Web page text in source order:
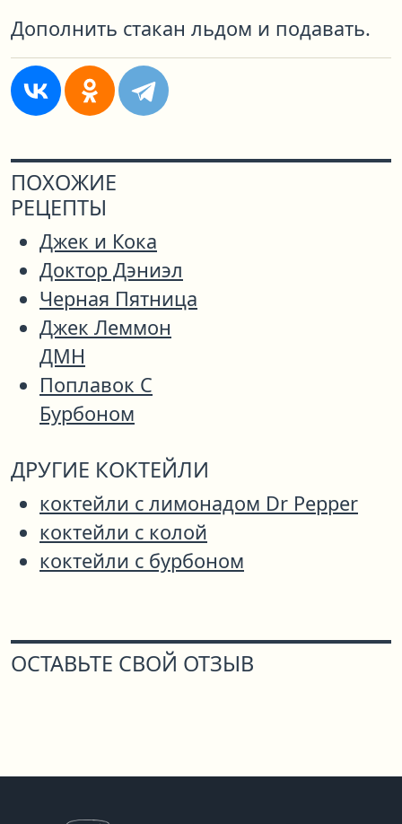
Дополнить стакан льдом и подавать.
ПОХОЖИЕ
РЕЦЕПТЫ
Джек и Кока
Доктор Дэниэл
Черная Пятница
Джек Леммон
ДМН
Поплавок С
Бурбоном
ДРУГИЕ КОКТЕЙЛИ
коктейли с лимонадом Dr Pepper
коктейли с колой
коктейли с бурбоном
ОСТАВЬТЕ СВОЙ ОТЗЫВ